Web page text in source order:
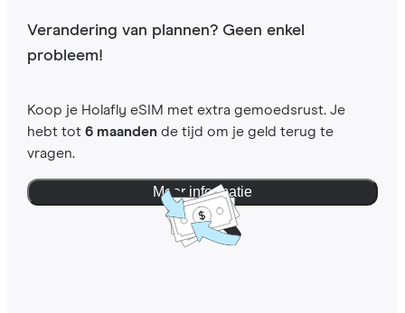
Verandering van plannen? Geen enkel
probleem!
Koop je Holafly eSIM met extra gemoedsrust. Je
hebt tot 6 maandende tijd om je geld terug te
vragen.
Meer informatie